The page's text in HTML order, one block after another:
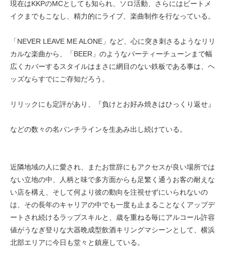
現在はKKPのMCとしても知られ、ソロ活動、さらにはビートメ
イクまでもこなし、精力的にライブ、楽曲制作を行なっている。
「NEVER LEAVE ME ALONE」など、心に突き刺さるようなリリ
カルな楽曲から、「BEER」のようなパーティーチューンまで幅
広くカバーするスタイルはまさに網目のない鉄板である事は、ヘ
ッズならすでにご存知だろう。
リリックにも定評があり、『負けとお好み焼きはひっくり返せ』
などの数々の名パンチラインを生あみ出し続けている。
近隣地域の人に愛され、またお世辞にもアクセスが良い場所では
ない立地の中、人柄と味で多方面からも足繁く通うお客の耐えな
い店を構え、そして何より彼の動向を注視せずにいられないの
は、その長年のキャリアの中でも一度も止まることなくアップデ
ートされ続けるラップスキルと、歳を重ねる毎にアルコール許容
値がうなぎ登りな大器晩成型飲酒キリングマシーンとして、横浜
北部エリアに今日も堂々と鎮座している。